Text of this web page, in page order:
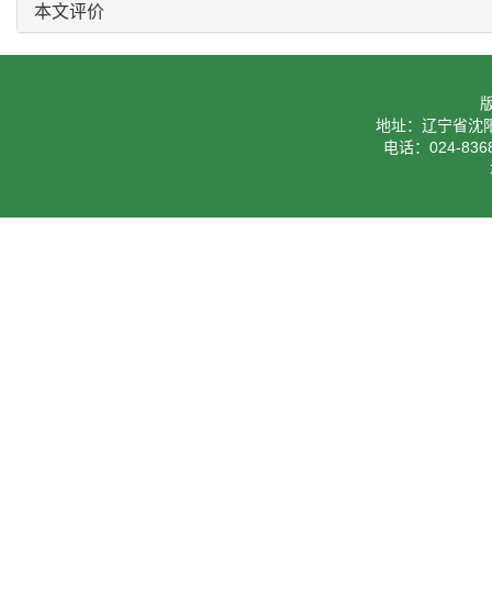
本文评价
地址：辽宁省沈
电话：024-